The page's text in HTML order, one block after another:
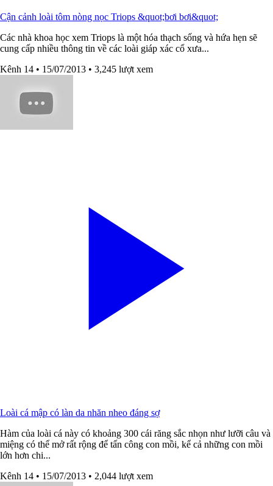
Cận cảnh loài tôm nòng nọc Triops &quot;bơi bơi&quot;
Các nhà khoa học xem Triops là một hóa thạch sống và hứa hẹn sẽ
cung cấp nhiều thông tin về các loài giáp xác cổ xưa...
Kênh 14 • 15/07/2013 • 3,245 lượt xem
Loài cá mập có làn da nhăn nheo đáng sợ
Hàm của loài cá này có khoảng 300 cái răng sắc nhọn như lưỡi câu và
miệng có thể mở rất rộng để tấn công con mồi, kể cả những con mồi
lớn hơn chi...
Kênh 14 • 15/07/2013 • 2,044 lượt xem